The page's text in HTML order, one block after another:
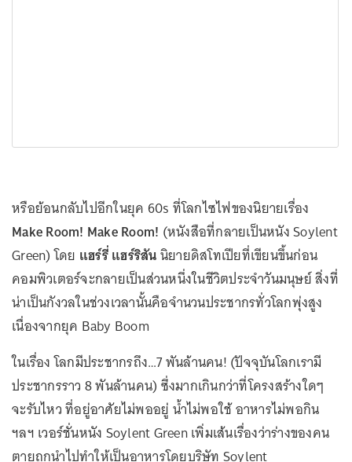
หรือย้อนกลับไปอีกในยุค 60s ที่โลกไซไฟของนิยายเรื่อง
Make Room! Make Room! (หนังสือที่กลายเป็นหนัง Soylent
Green) โดย แฮร์รี่ แฮร์ริสันนิยายดิสโทเปียที่เขียนขึ้นก่อน
คอมพิวเตอร์จะกลายเป็นส่วนหนึ่งในชีวิตประจำวันมนุษย์ สิ่งที่
น่าเป็นกังวลในช่วงเวลานั้นคือจำนวนประชากรทั่วโลกพุ่งสูง
เนื่องจากยุค Baby Boom
ในเรื่อง โลกมีประชากรถึง…7 พันล้านคน! (ปัจจุบันโลกเรามี
ประชากรราว 8 พันล้านคน) ซึ่งมากเกินกว่าที่โครงสร้างใดๆ
จะรับไหว ที่อยู่อาศัยไม่พออยู่ น้ำไม่พอใช้ อาหารไม่พอกิน
ฯลฯ เวอร์ชั่นหนัง Soylent Green เพิ่มเส้นเรื่องว่าร่างของคน
ตายถูกนำไปทำให้เป็นอาหารโดยบริษัท Soylent